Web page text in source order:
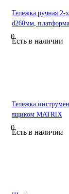
Тележка ручная 2-
d260мм,
0
Есть в наличии
Тележка
ящиком MATRIX
0
Есть в наличии